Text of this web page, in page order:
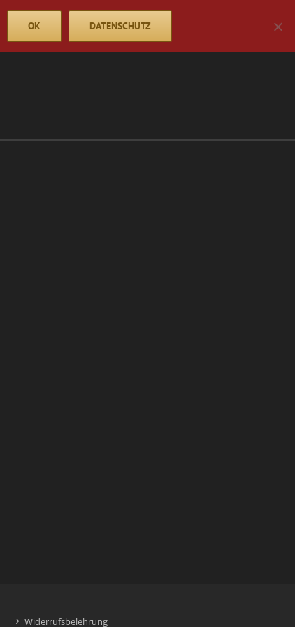
Widerrufsbelehrung
OK DATENSCHUTZ